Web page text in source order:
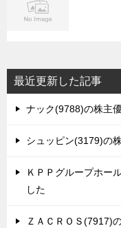
最近更新した記事
ナック(9788)の株主
シュッピン(3179)の
ＫＰＰグループホー
した
ＺＡＣＲＯＳ(7917)